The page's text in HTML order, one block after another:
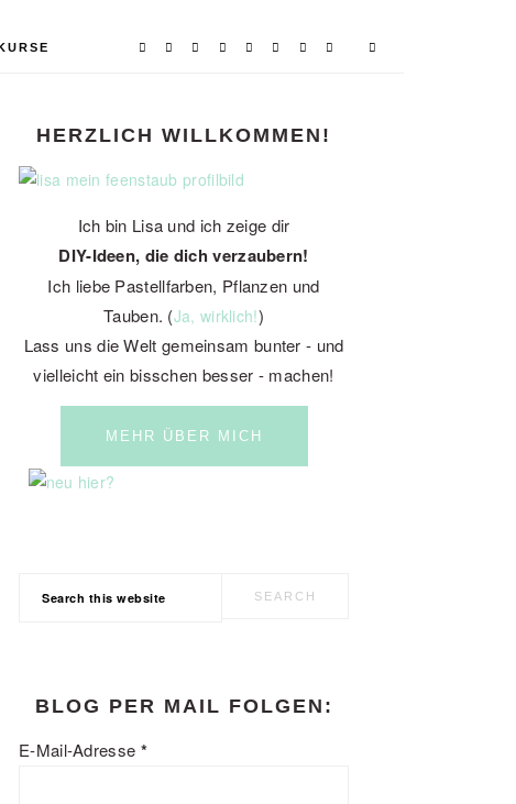
PRIMARY
SIDEBAR
HERZLICH WILLKOMMEN!
Ich bin Lisa und ich zeige dir
DIY-Ideen, die dich verzaubern!
Ich liebe Pastellfarben, Pflanzen und
Tauben. (Ja, wirklich!)
Lass uns die Welt gemeinsam bunter - und
vielleicht ein bisschen besser - machen!
MEHR ÜBER MICH
BLOG PER MAIL FOLGEN:
E-Mail-Adresse *